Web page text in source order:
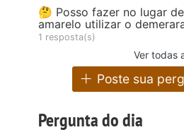
🤔 Posso fazer no lugar
amarelo utilizar o
1 resposta(s)
Ver todas
Poste sua
Pergunta do dia